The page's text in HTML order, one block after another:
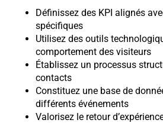
Définissez des KPI alignés
spécifiques
Utilisez des outils
comportement des visiteurs
Établissez un processus
contacts
Constituez une base de
différents événements
Valorisez le retour